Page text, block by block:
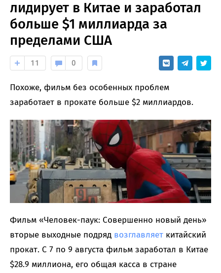
лидирует в Китае и заработал
больше $1 миллиарда за
пределами США
11 0
Похоже, фильм без особенных проблем
заработает в прокате больше $2 миллиардов.
Фильм «Человек-паук: Совершенно новый день»
вторые выходные подряд возглавляет китайский
прокат. С 7 по 9 августа фильм заработал в Китае
$28.9 миллиона, его общая касса в стране